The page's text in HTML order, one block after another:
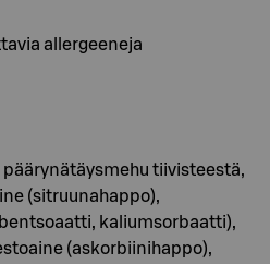
allergeeneja
päärynätäysmehu tiivisteestä,
(sitruunahappo),
kaliumsorbaatti),
(askorbiinihappo),